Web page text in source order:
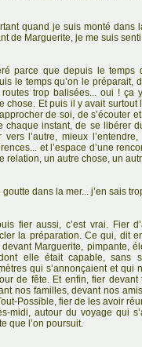
quand je suis monté dans
de Marguerite, je me suis
parce que depuis le temps
le temps qu’on le préparait,
routes trop balisées... oui ! ça
chose. Et puis il y avait surtout
de soi, de s’écouter
chaque instant, de se libérer
vers l’autre, mieux
et l’espace d’une
relation, un autre chose, un
goutte dans la mer... j’en sais
fier aussi, c’est vrai. Fier
la préparation. Ce qui, dit
devant Marguerite, pimpante,
elle était capable, sans
qui s’annonçaient et
de fête. Et enfin, fier
nos familles, devant nos
Possible, fier de les avoir
midi, autour du voyage qui
que l’on poursuit.